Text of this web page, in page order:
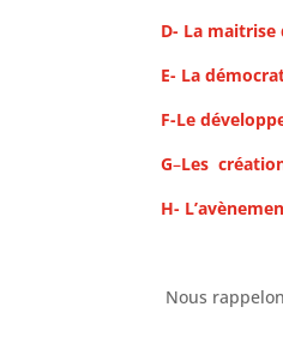
D- La maitrise
E- La
F-Le
G–Les
H-
Nous